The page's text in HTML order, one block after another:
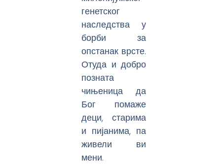
генетског
наследства у
борби за
опстанак врсте.
Отуда и добро
позната
чињеница да
Бог помаже
деци, старима
и пијанима, па
живели ви
мени.